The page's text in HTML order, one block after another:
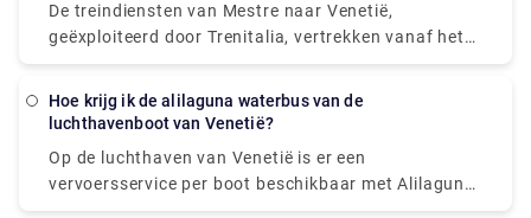
luchthaven nemen en uitstappen bij de
dichtstbijzijnde terminal waar u verblijft.
De treindiensten van Mestre naar Venetië,
geëxploiteerd door Trenitalia, vertrekken vanaf het
station Venezia Mestre. Trein of bus van Mestre
Venetië te komen, is met de trein, die 11 minuten
bus nemen, die € 0 - € 8 kost en 12 minuten duurt.
hoe krijg ik de alilaguna waterbus van de
luchthavenboot van Venetië?
Op de luchthaven van Venetië is er een
vervoersservice per boot beschikbaar met Alilaguna-
boten, die de luchthaven Marco Polo verbindt met